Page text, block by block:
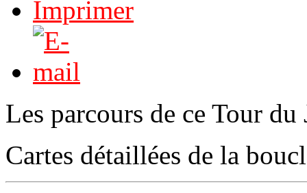
Les parcours de ce Tour du
Cartes détaillées de la